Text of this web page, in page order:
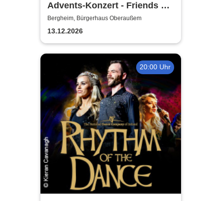
Advents-Konzert - Friends of
Music Oberaussem
Bergheim, Bürgerhaus Oberaußem
13.12.2026
20:00 Uhr